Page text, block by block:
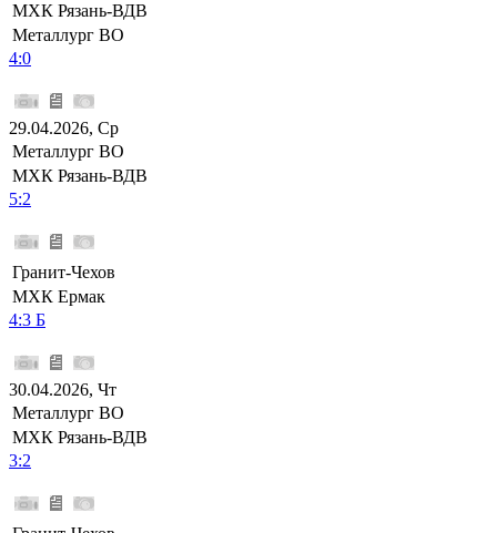
МХК Рязань-ВДВ
Металлург ВО
4:0
29.04.2026, Ср
Металлург ВО
МХК Рязань-ВДВ
5:2
Гранит-Чехов
МХК Ермак
4:3 Б
30.04.2026, Чт
Металлург ВО
МХК Рязань-ВДВ
3:2